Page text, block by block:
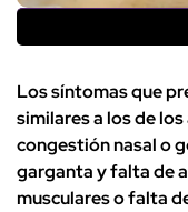
Los síntomas que
similares a los de
congestión nasal o
garganta y falta de
musculares o falta